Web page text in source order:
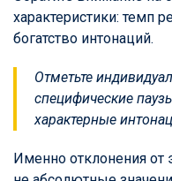
характеристики: темп
богатство интонаций.
Отметьте
специфические
характерные
Именно отклонения от